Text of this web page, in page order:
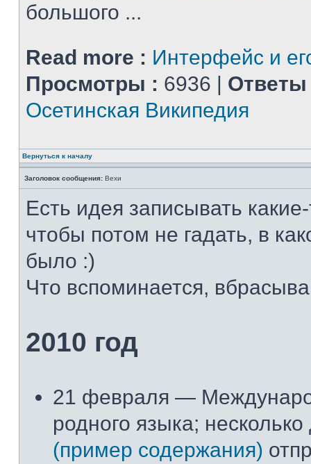
большого ...
Read more : Интерфейс и
Просмотры : 6936 | Ответы
Осетинская Википедия
Вернуться к началу
Заголовок сообщения: Вехи
Есть идея записывать
чтобы потом не гадать, в
было :)
Что вспоминается,
2010 год
21 февраля —
родного языка;
(пример содержания)